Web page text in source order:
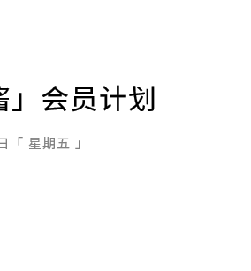
」会员计划
星期五 」